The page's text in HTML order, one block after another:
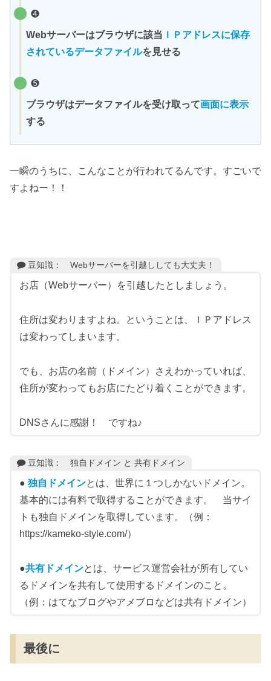
❹
Webサーバーはブラウザに該当 ＩＰアドレスに保存
されているデータファイルを見せる
❺
ブラウザはデータファイルを受け取って画面に表示
する
一瞬のうちに、こんなことが行われてるんです。すごいで
すよねー！！
豆知識： Webサーバーを引越ししても大丈夫！
お店（Webサーバー）を引越したとしましょう。
住所は変わりますよね。ということは、ＩＰアドレス
は変わってしまいます。
でも、お店の名前（ドメイン）さえわかっていれば、
住所が変わってもお店にたどり着くことができます。
DNSさんに感謝！ ですね♪
豆知識： 独自ドメイン と 共有ドメイン
● 独自ドメインとは、世界に１つしかないドメイン。
基本的には有料で取得することができます。 当サイ
トも独自ドメインを取得しています。（例：
https://kameko-style.com/）
●共有ドメインとは、サービス運営会社が所有してい
るドメインを共有して使用するドメインのこと。
（例：はてなブログやアメブロなどは共有ドメイン）
最後に